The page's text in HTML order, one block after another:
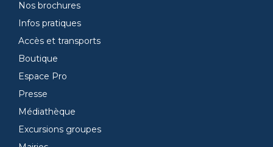
Nos brochures
Infos pratiques
Accès et transports
Boutique
Espace Pro
Presse
Médiathèque
Excursions groupes